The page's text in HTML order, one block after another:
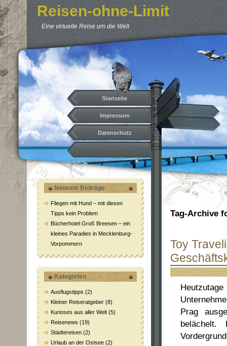
Reisen-ohne-Limit
Eine virtuelle Reise um die Welt
Startseite
Impressum
Datenschutz
Neueste Beiträge
Fliegen mit Hund – mit diesen
Tipps kein Problem
Bücherhotel Groß Breesen – ein
kleines Paradies in Mecklenburg-
Vorpommern
Kategorien
Ausflugstipps (2)
Kleiner Reiseratgeber (8)
Kurioses aus aller Welt (5)
Reisenews (19)
Städtereisen (2)
Urlaub an der Ostsee (2)
Tag-Archive
Toy
Prag